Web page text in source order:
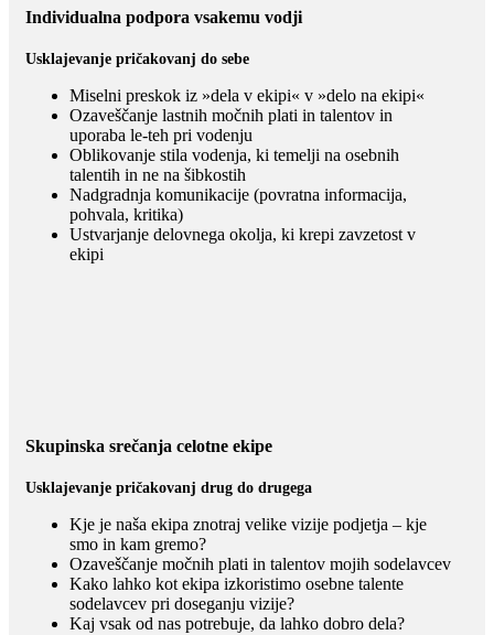
Individualna podpora vsakemu vodji
Usklajevanje pričakovanj do sebe
Miselni preskok iz »dela v ekipi« v »delo na ekipi«
Ozaveščanje lastnih močnih plati in talentov in
uporaba le-teh pri vodenju
Oblikovanje stila vodenja, ki temelji na osebnih
talentih in ne na šibkostih
Nadgradnja komunikacije (povratna informacija,
pohvala, kritika)
Ustvarjanje delovnega okolja, ki krepi zavzetost v
ekipi
Skupinska srečanja celotne ekipe
Usklajevanje pričakovanj drug do drugega
Kje je naša ekipa znotraj velike vizije podjetja – kje
smo in kam gremo?
Ozaveščanje močnih plati in talentov mojih sodelavcev
Kako lahko kot ekipa izkoristimo osebne talente
sodelavcev pri doseganju vizije?
Kaj vsak od nas potrebuje, da lahko dobro dela?